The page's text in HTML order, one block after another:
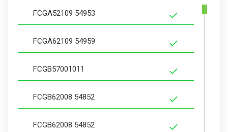
FCGA52109 54953
FCGA62109 54959
FCGB57001011
FCGB62008 54852
FCGB62008 54852